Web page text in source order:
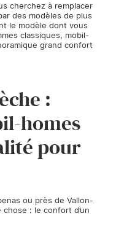
cherchez à remplacer
des modèles de plus
le modèle dont vous
classiques, mobil-
grand confort
:
homes
pour
ou près de Vallon-
: le confort d’un